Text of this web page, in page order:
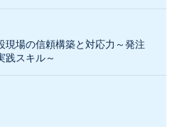
現場の信頼構築と対応力～発注
践スキル～